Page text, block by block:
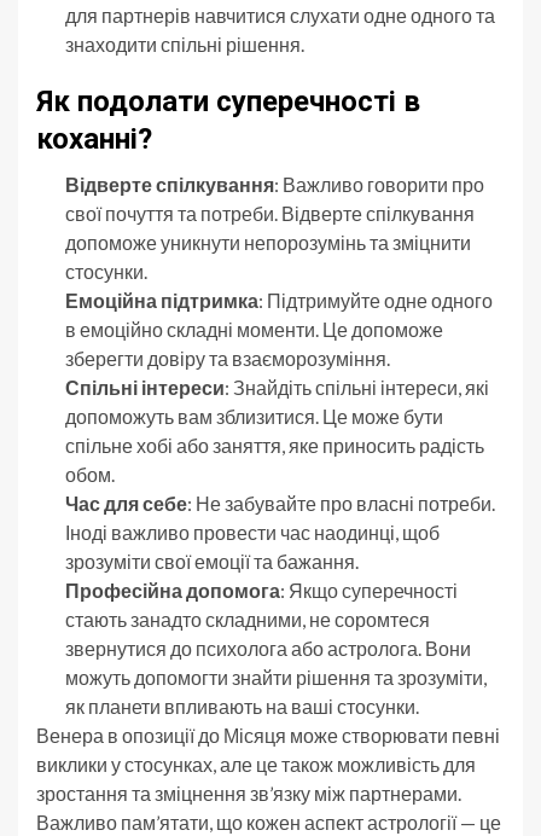
для партнерів навчитися слухати одне одного та
знаходити спільні рішення.
Як подолати суперечності в
коханні?
Відверте спілкування: Важливо говорити про
свої почуття та потреби. Відверте спілкування
допоможе уникнути непорозумінь та зміцнити
стосунки.
Емоційна підтримка: Підтримуйте одне одного
в емоційно складні моменти. Це допоможе
зберегти довіру та взаєморозуміння.
Спільні інтереси: Знайдіть спільні інтереси, які
допоможуть вам зблизитися. Це може бути
спільне хобі або заняття, яке приносить радість
обом.
Час для себе: Не забувайте про власні потреби.
Іноді важливо провести час наодинці, щоб
зрозуміти свої емоції та бажання.
Професійна допомога: Якщо суперечності
стають занадто складними, не соромтеся
звернутися до психолога або астролога. Вони
можуть допомогти знайти рішення та зрозуміти,
як планети впливають на ваші стосунки.
Венера в опозиції до Місяця може створювати певні
виклики у стосунках, але це також можливість для
зростання та зміцнення зв’язку між партнерами.
Важливо пам’ятати, що кожен аспект астрології — це